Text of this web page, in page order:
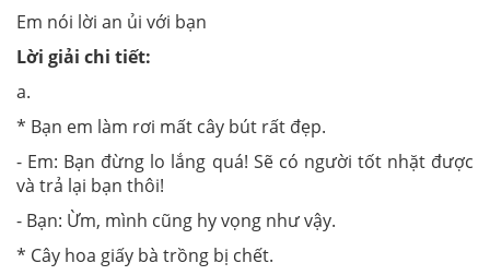
Em nói lời an ủi với bạn
Lời giải chi tiết:
a.
* Bạn em làm rơi mất cây bút rất đẹp.
- Em: Bạn đừng lo lắng quá! Sẽ có người tốt nhặt được
và trả lại bạn thôi!
- Bạn: Ừm, mình cũng hy vọng như vậy.
* Cây hoa giấy bà trồng bị chết.